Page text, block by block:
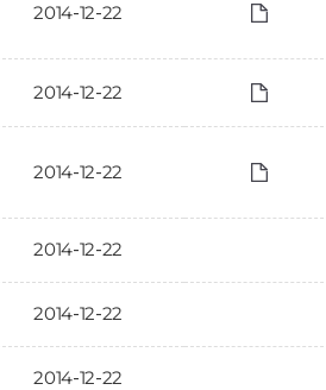
2014-12-22
2014-12-22
2014-12-22
2014-12-22
2014-12-22
2014-12-22